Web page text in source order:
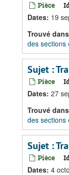
Pièce
Dates: 19
Trouvé
des sections
Sujet :
Pièce
Dates: 27
Trouvé
des sections
Sujet :
Pièce
Dates: 4